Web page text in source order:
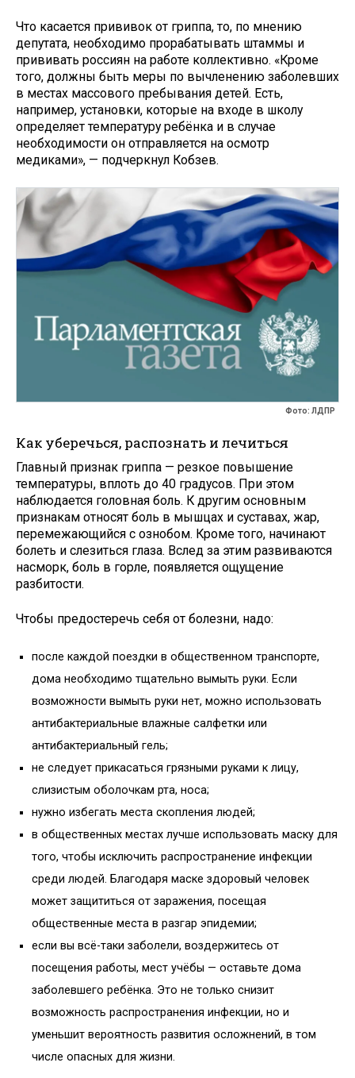
Что касается прививок от гриппа, то, по мнению
депутата, необходимо прорабатывать штаммы и
прививать россиян на работе коллективно. «Кроме
того, должны быть меры по вычленению заболевших
в местах массового пребывания детей. Есть,
например, установки, которые на входе в школу
определяет температуру ребёнка и в случае
необходимости он отправляется на осмотр
медиками», — подчеркнул Кобзев.
Фото: ЛДПР
Как уберечься, распознать и лечиться
Главный признак гриппа — резкое повышение
температуры, вплоть до 40 градусов. При этом
наблюдается головная боль. К другим основным
признакам относят боль в мышцах и суставах, жар,
перемежающийся с ознобом. Кроме того, начинают
болеть и слезиться глаза. Вслед за этим развиваются
насморк, боль в горле, появляется ощущение
разбитости.
Чтобы предостеречь себя от болезни, надо:
после каждой поездки в общественном транспорте,
дома необходимо тщательно вымыть руки. Если
возможности вымыть руки нет, можно использовать
антибактериальные влажные салфетки или
антибактериальный гель;
не следует прикасаться грязными руками к лицу,
слизистым оболочкам рта, носа;
нужно избегать места скопления людей;
в общественных местах лучше использовать маску для
того, чтобы исключить распространение инфекции
среди людей. Благодаря маске здоровый человек
может защититься от заражения, посещая
общественные места в разгар эпидемии;
если вы всё-таки заболели, воздержитесь от
посещения работы, мест учёбы — оставьте дома
заболевшего ребёнка. Это не только снизит
возможность распространения инфекции, но и
уменьшит вероятность развития осложнений, в том
числе опасных для жизни.